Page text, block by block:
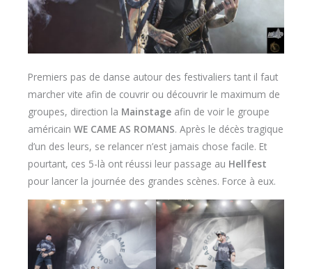
Premiers pas de danse autour des festivaliers tant il faut
marcher vite afin de couvrir ou découvrir le maximum de
groupes, direction la Mainstage afin de voir le groupe
américain WE CAME AS ROMANS. Après le décès tragique
d’un des leurs, se relancer n’est jamais chose facile. Et
pourtant, ces 5-là ont réussi leur passage au Hellfest
pour lancer la journée des grandes scènes. Force à eux.